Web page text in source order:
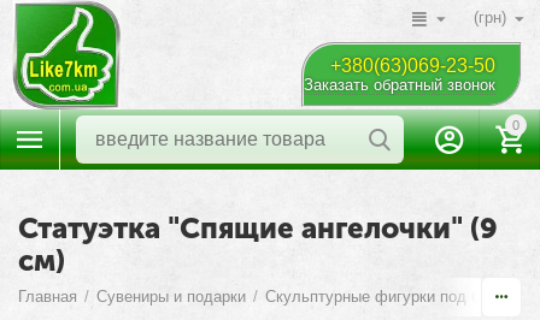
(грн)
+380(63)069-23-50
Заказать обратный звонок
0
Статуэтка "Спящие ангелочки" (9
см)
Главная / Сувениры и подарки / Скульптурные фигурки под бронзу